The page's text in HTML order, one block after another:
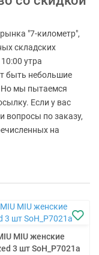
"7-километр",
складских
утра
быть небольшие
Но мы пытаемся
Если у вас
вопросы по заказу,
на
MIU женские
3 шт SoH_P7021a